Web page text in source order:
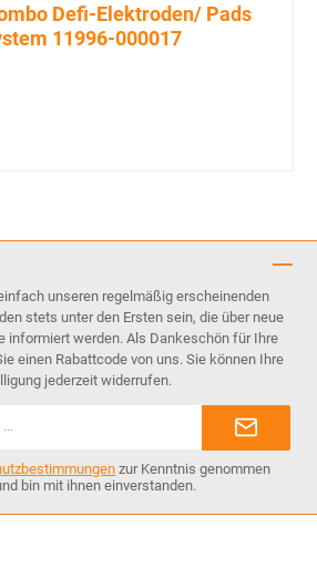
Defi-Elektroden/ Pads
11996-000017
unseren regelmäßig erscheinenden
stets unter den Ersten sein, die über neue
informiert werden. Als Dankeschön für Ihre
einen Rabattcode von uns. Sie können Ihre
jederzeit widerrufen.
zur Kenntnis genommen
bin mit ihnen einverstanden.